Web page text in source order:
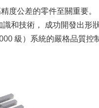
度公差的零件至關重要。
和技術， 成功開發出形
級）系統的嚴格品質控